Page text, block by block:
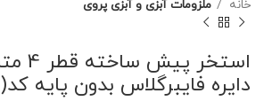
خانه ملزومات آبزی و آبزی پروی
دایره فایبرگلاس بدون پایه کد(20)